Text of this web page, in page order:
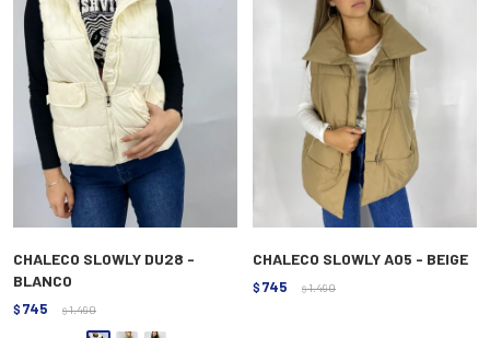
CHALECO SLOWLY DU28 -
BLANCO
$ 745 $ 1.490
CHALECO SLOWLY A05 - BEIGE
$ 745 $ 1.490